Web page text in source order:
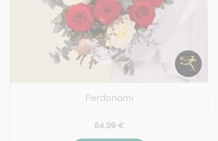
Perdonami
64.99 €